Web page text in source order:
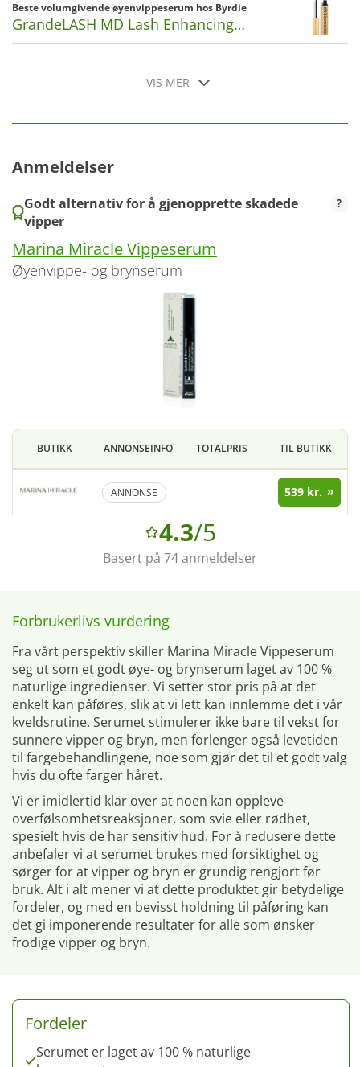
Beste volumgivende øyenvippeserum hos Byrdie
GrandeLASH MD Lash Enhancing
Serum 2ml
VIS MER
Anmeldelser
Godt alternativ for å gjenopprette skadede
vipper
Marina Miracle Vippeserum
øyenvippe- og brynserum
BUTIKK ANNONSEINFO TOTALPRIS TIL BUTIKK
ANNONSE 539 kr.
4.3/5
Basert på 74 anmeldelser
Forbrukerlivs vurdering
Fra vårt perspektiv skiller Marina Miracle Vippeserum
seg ut som et godt øye- og brynserum laget av 100 %
naturlige ingredienser. Vi setter stor pris på at det
enkelt kan påføres, slik at vi lett kan innlemme det i vår
kveldsrutine. Serumet stimulerer ikke bare til vekst for
sunnere vipper og bryn, men forlenger også levetiden
til fargebehandlingene, noe som gjør det til et godt valg
hvis du ofte farger håret.
Vi er imidlertid klar over at noen kan oppleve
overfølsomhetsreaksjoner, som svie eller rødhet,
spesielt hvis de har sensitiv hud. For å redusere dette
anbefaler vi at serumet brukes med forsiktighet og
sørger for at vipper og bryn er grundig rengjort før
bruk. Alt i alt mener vi at dette produktet gir betydelige
fordeler, og med en bevisst holdning til påføring kan
det gi imponerende resultater for alle som ønsker
frodige vipper og bryn.
Fordeler
Serumet er laget av 100 % naturlige